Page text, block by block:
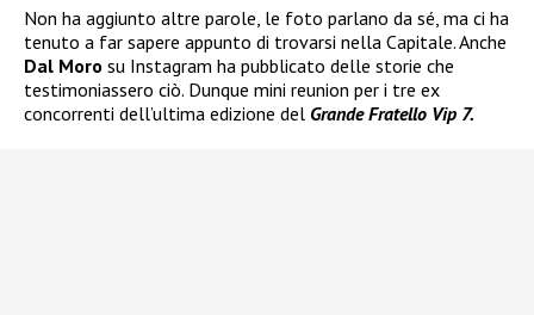
Non ha aggiunto altre parole, le foto parlano da sé, ma ci ha
tenuto a far sapere appunto di trovarsi nella Capitale. Anche
Dal Moro su Instagram ha pubblicato delle storie che
testimoniassero ciò. Dunque mini reunion per i tre ex
concorrenti dell’ultima edizione del Grande Fratello Vip 7.